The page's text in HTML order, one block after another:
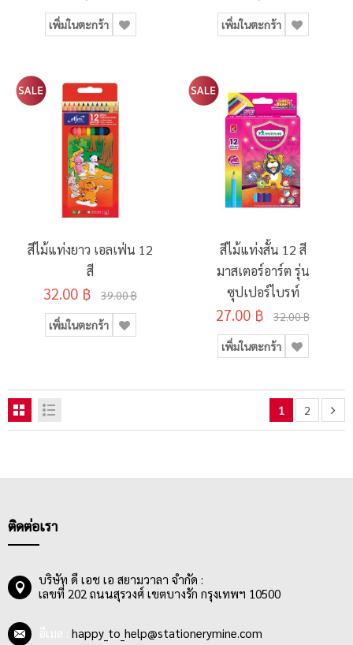
เพิ่มในตะกร้า เพิ่มในตะกร้า
สีไม้แท่งยาว เอลเฟ่น 12
สี
32.00 ฿ 39.00 ฿
เพิ่มในตะกร้า
สีไม้แท่งสั้น 12 สี
มาสเตอร์อาร์ต รุ่น
ซุปเปอร์ไบรท์
27.00 ฿ 32.00 ฿
เพิ่มในตะกร้า
1 2
ติดต่อเรา
บริษัท ดี เอช เอ สยามวาลา จำกัด :
เลขที่ 202 ถนนสุรวงศ์ เขตบางรัก กรุงเทพฯ 10500
happy_to_help@stationerymine.com